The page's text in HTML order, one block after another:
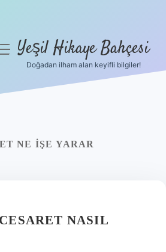
Yeşil Hikaye Bahçesi
Doğadan ilham alan keyifli bilgiler!
NE IŞE YARAR
NASIL